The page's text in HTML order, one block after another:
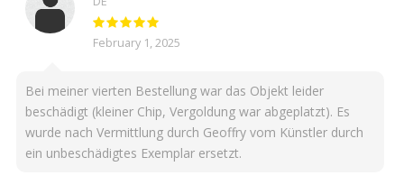
February 1, 2025
Bei meiner vierten Bestellung war das Objekt leider
beschädigt (kleiner Chip, Vergoldung war abgeplatzt). Es
wurde nach Vermittlung durch Geoffry vom Künstler durch
ein unbeschädigtes Exemplar ersetzt.